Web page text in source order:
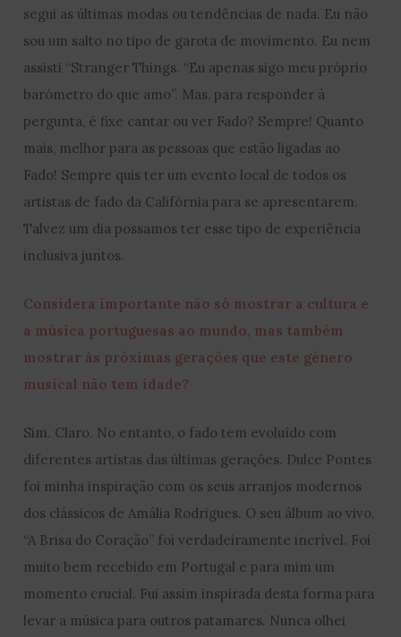
segui as últimas modas ou tendências de nada. Eu não
sou um salto no tipo de garota de movimento. Eu nem
assisti “Stranger Things. “Eu apenas sigo meu próprio
barómetro do que amo”. Mas, para responder à
pergunta, é fixe cantar ou ver Fado? Sempre! Quanto
mais, melhor para as pessoas que estão ligadas ao
Fado! Sempre quis ter um evento local de todos os
artistas de fado da Califórnia para se apresentarem.
Talvez um dia possamos ter esse tipo de experiência
inclusiva juntos.
Considera importante não só mostrar a cultura e
a música portuguesas ao mundo, mas também
mostrar às próximas gerações que este género
musical não tem idade?
Sim. Claro. No entanto, o fado tem evoluído com
diferentes artistas das últimas gerações. Dulce Pontes
foi minha inspiração com os seus arranjos modernos
dos clássicos de Amália Rodrigues. O seu álbum ao vivo,
“A Brisa do Coração” foi verdadeiramente incrível. Foi
muito bem recebido em Portugal e para mim um
momento crucial. Fui assim inspirada desta forma para
levar a música para outros patamares. Nunca olhei